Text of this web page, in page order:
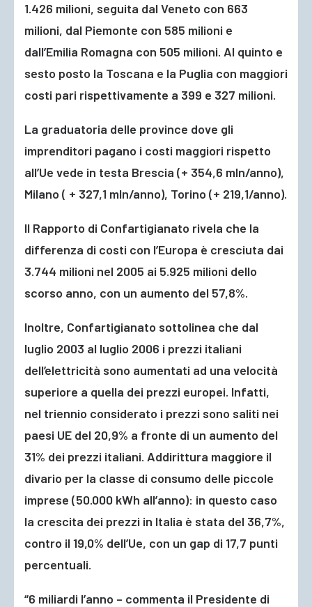
1.426 milioni, seguita dal Veneto con 663
milioni, dal Piemonte con 585 milioni e
dall’Emilia Romagna con 505 milioni. Al quinto e
sesto posto la Toscana e la Puglia con maggiori
costi pari rispettivamente a 399 e 327 milioni.
La graduatoria delle province dove gli
imprenditori pagano i costi maggiori rispetto
all’Ue vede in testa Brescia (+ 354,6 mln/anno),
Milano ( + 327,1 mln/anno), Torino (+ 219,1/anno).
Il Rapporto di Confartigianato rivela che la
differenza di costi con l’Europa è cresciuta dai
3.744 milioni nel 2005 ai 5.925 milioni dello
scorso anno, con un aumento del 57,8%.
Inoltre, Confartigianato sottolinea che dal
luglio 2003 al luglio 2006 i prezzi italiani
dell’elettricità sono aumentati ad una velocità
superiore a quella dei prezzi europei. Infatti,
nel triennio considerato i prezzi sono saliti nei
paesi UE del 20,9% a fronte di un aumento del
31% dei prezzi italiani. Addirittura maggiore il
divario per la classe di consumo delle piccole
imprese (50.000 kWh all’anno): in questo caso
la crescita dei prezzi in Italia è stata del 36,7%,
contro il 19,0% dell’Ue, con un gap di 17,7 punti
percentuali.
“6 miliardi l’anno – commenta il Presidente di